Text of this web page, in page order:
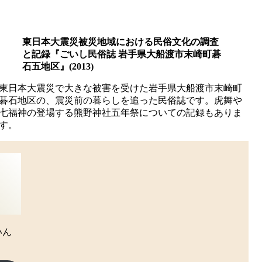
東日本大震災被災地域における民俗文化の調査
と記録『ごいし民俗誌 岩手県大船渡市末崎町碁
石五地区』(2013)
日本大震災で大きな被害を受けた岩手県大船渡市末崎町
石地区の、震災前の暮らしを追った民俗誌です。虎舞や
福神の登場する熊野神社五年祭についての記録もありま
。
ん